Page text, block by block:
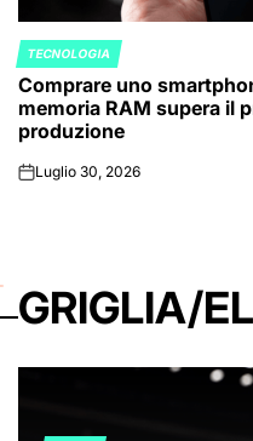
POSTED
IN
TECNOLOGIA
Comprare uno
memoria RAM supera il
produzione
onLuglio 30, 2026
GRIGLIA/